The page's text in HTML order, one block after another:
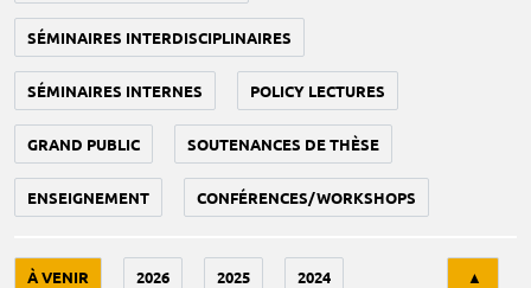
SÉMINAIRES INTERDISCIPLINAIRES
SÉMINAIRES INTERNES POLICY LECTURES
GRAND PUBLIC SOUTENANCES DE THÈSE
ENSEIGNEMENT CONFÉRENCES/WORKSHOPS
À VENIR 2026 2025 2024 ▲